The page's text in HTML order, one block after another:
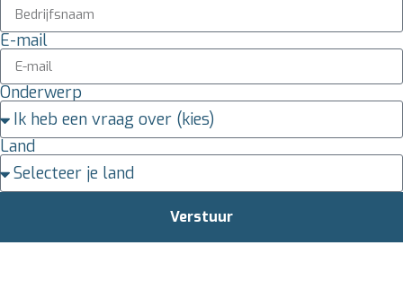
E-mail
Onderwerp
Land
Verstuur